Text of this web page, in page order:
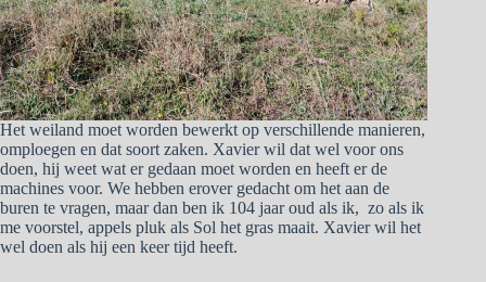
Het weiland moet worden bewerkt op verschillende manieren,
omploegen en dat soort zaken. Xavier wil dat wel voor ons
doen, hij weet wat er gedaan moet worden en heeft er de
machines voor. We hebben erover gedacht om het aan de
buren te vragen, maar dan ben ik 104 jaar oud als ik, zo als ik
me voorstel, appels pluk als Sol het gras maait. Xavier wil het
wel doen als hij een keer tijd heeft.